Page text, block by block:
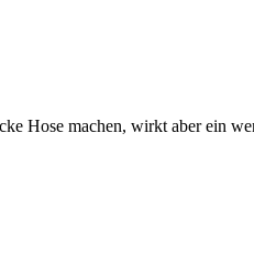
Hose machen, wirkt aber ein